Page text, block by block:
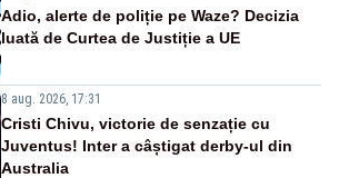
Adio, alerte de poliție pe Waze? Decizia
luată de Curtea de Justiție a UE
8 aug. 2026, 17:31
Cristi Chivu, victorie de senzație cu
Juventus! Inter a câștigat derby-ul din
Australia